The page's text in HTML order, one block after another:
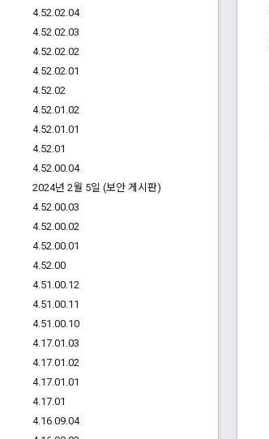
4.52.02.04
4.52.02.03
4.52.02.02
4.52.02.01
4.52.02
4.52.01 .02
4.52.01 .01
4.52.01
4.52.00.04
2024년 2월 5일 (보안 게시판)
4.52.00.03
4.52.00.02
4.52.00.01
4.52.00
4.51 .00.12
4.51 .00.11
4.51 .00.10
4.17.01 .03
4.17.01 .02
4.17.01 .01
4.17.01
4.16.09.04